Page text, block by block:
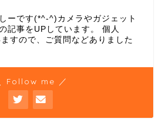
ーです(*^-^)カメラやガジェット
記事をUPしています。 個人
すので、ご質問などありました
Follow me ／